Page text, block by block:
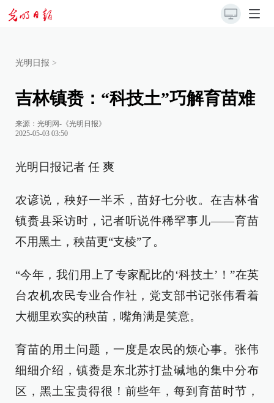
光明日报 >
吉林镇赉：“科技土”巧解育苗难
来源： 光明网-《光明日报》
2025-05-03 03:50
光明日报记者 任 爽
农谚说，秧好一半禾，苗好七分收。在吉林省
镇赉县采访时，记者听说件稀罕事儿——育苗
不用黑土，秧苗更“支棱”了。
“今年，我们用上了专家配比的‘科技土’！”在英
台农机农民专业合作社，党支部书记张伟看着
大棚里欢实的秧苗，嘴角满是笑意。
育苗的用土问题，一度是农民的烦心事。张伟
细细介绍，镇赉是东北苏打盐碱地的集中分布
区，黑土宝贵得很！前些年，每到育苗时节，